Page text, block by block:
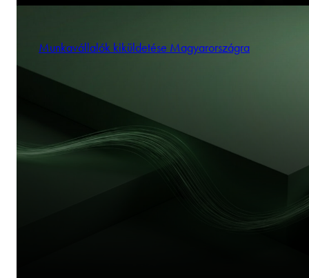
Munkavállalók kiküldetése Magyarországra